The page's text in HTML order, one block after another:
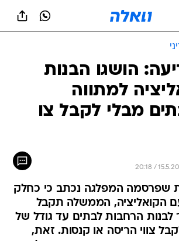
הושגו הבנות
למתווה
מבלי לקבל צו
שפרסמה המפלגה נכתב כי כחלק
הקואליציה, הממשלה תקבל
הרחבות לבתים עד גודל של
צווי הריסה או קנסות. זאת,